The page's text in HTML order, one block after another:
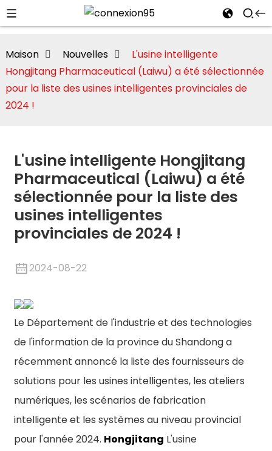
Montmorillonite
Maison Nouvelles
L'usine intelligente
Hongjitang Pharmaceutical (Laiwu) a été sélectionnée
pour la liste des usines intelligentes provinciales de
2024 !
L'usine intelligente Hongjitang
Pharmaceutical (Laiwu) a été
sélectionnée pour la liste des
usines intelligentes
provinciales de 2024 !
2024-08-22
Le Département de l'industrie et des technologies
de l'information de la province du Shandong a
récemment annoncé la liste des fournisseurs de
solutions pour les usines intelligentes, les ateliers
numériques, les scénarios de fabrication
intelligente et les systèmes au niveau provincial
pour l'année 2024. Hongjitang L'usine